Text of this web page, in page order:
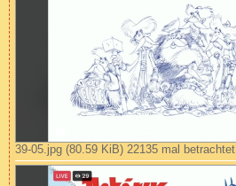
39-05.jpg (80.59 KiB) 22135 mal betrachtet